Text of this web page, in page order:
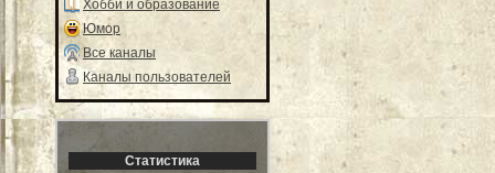
Хобби и образование
Юмор
Все каналы
Каналы пользователей
Статистика